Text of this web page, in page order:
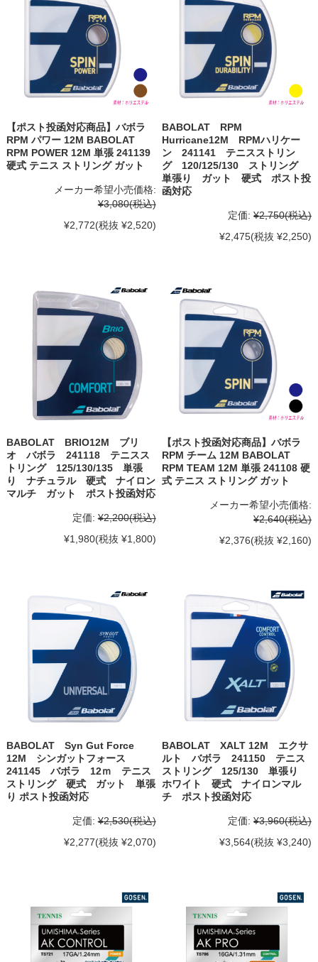
【ポスト投函対応商品】バボラ
RPM パワー 12M BABOLAT
RPM POWER 12M 単張 241139
硬式 テニス ストリング ガット
メーカー希望小売価格:
¥3,080(税込)
¥2,772(税抜 ¥2,520)
BABOLAT RPM
Hurricane12M RPMハリケー
ン 241141 テニスストリン
グ 120/125/130 ストリング
単張り ガット 硬式 ポスト投
函対応
定価: ¥2,750(税込)
¥2,475(税抜 ¥2,250)
BABOLAT BRIO12M ブリ
オ バボラ 241118 テニスス
トリング 125/130/135 単張
り ナチュラル 硬式 ナイロン
マルチ ガット ポスト投函対応
定価: ¥2,200(税込)
¥1,980(税抜 ¥1,800)
【ポスト投函対応商品】バボラ
RPM チーム 12M BABOLAT
RPM TEAM 12M 単張 241108 硬
式 テニス ストリング ガット
メーカー希望小売価格:
¥2,640(税込)
¥2,376(税抜 ¥2,160)
BABOLAT Syn Gut Force
12M シンガットフォース
241145 バボラ 12ｍ テニス
ストリング 硬式 ガット 単張
り ポスト投函対応
定価: ¥2,530(税込)
¥2,277(税抜 ¥2,070)
BABOLAT XALT 12M エクサ
ルト バボラ 241150 テニス
ストリング 125/130 単張り
ホワイト 硬式 ナイロンマル
チ ポスト投函対応
定価: ¥3,960(税込)
¥3,564(税抜 ¥3,240)